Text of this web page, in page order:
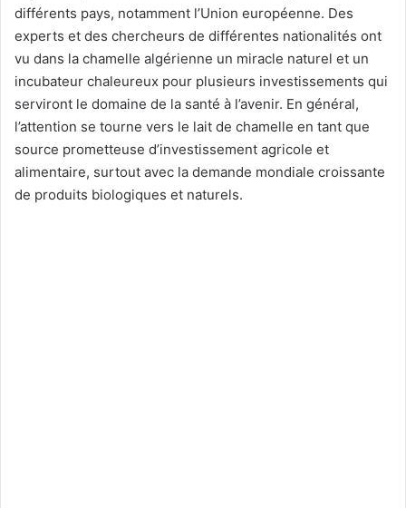
différents pays, notamment l’Union européenne. Des
experts et des chercheurs de différentes nationalités ont
vu dans la chamelle algérienne un miracle naturel et un
incubateur chaleureux pour plusieurs investissements qui
serviront le domaine de la santé à l’avenir. En général,
l’attention se tourne vers le lait de chamelle en tant que
source prometteuse d’investissement agricole et
alimentaire, surtout avec la demande mondiale croissante
de produits biologiques et naturels.